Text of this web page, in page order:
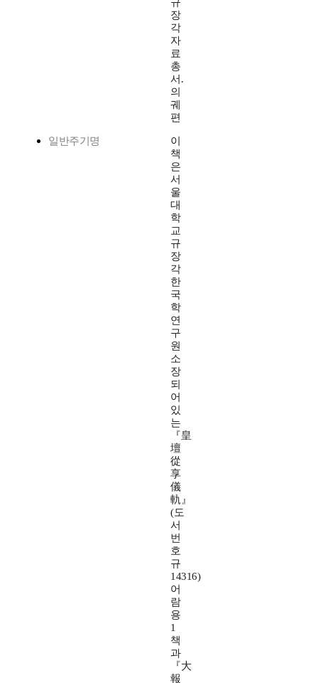
규
장
각
자
료
총
서.
의
궤
편
일반주기명
이
책
은
서
울
대
학
교
규
장
각
한
국
학
연
구
원
소
장
되
어
있
는
『皇
壇
從
享
儀
軌』
(도
서
번
호
규
14316)
어
람
용
1
책
과
『大
報